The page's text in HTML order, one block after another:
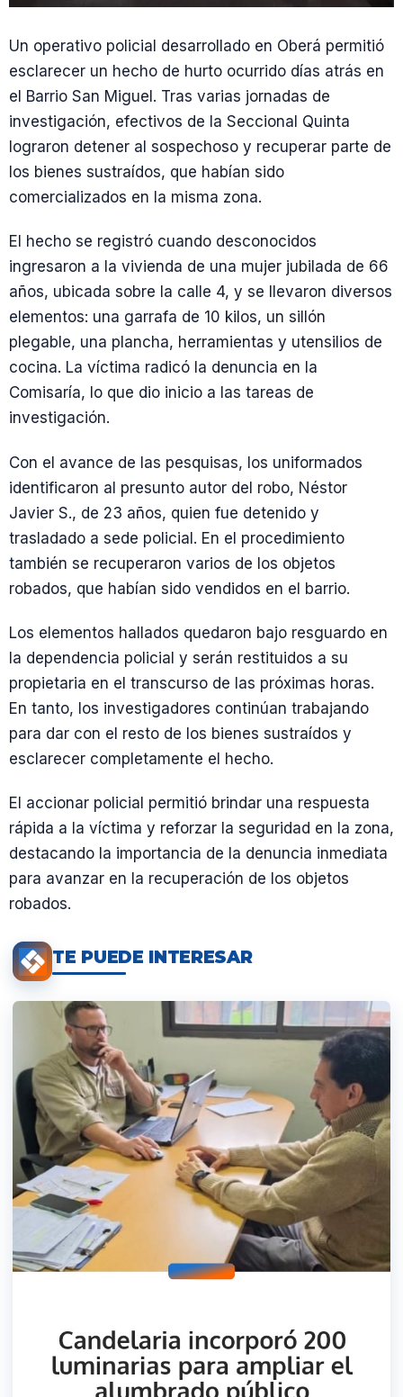
Un operativo policial desarrollado en Oberá permitió
esclarecer un hecho de hurto ocurrido días atrás en
el Barrio San Miguel. Tras varias jornadas de
investigación, efectivos de la Seccional Quinta
lograron detener al sospechoso y recuperar parte de
los bienes sustraídos, que habían sido
comercializados en la misma zona.
El hecho se registró cuando desconocidos
ingresaron a la vivienda de una mujer jubilada de 66
años, ubicada sobre la calle 4, y se llevaron diversos
elementos: una garrafa de 10 kilos, un sillón
plegable, una plancha, herramientas y utensilios de
cocina. La víctima radicó la denuncia en la
Comisaría, lo que dio inicio a las tareas de
investigación.
Con el avance de las pesquisas, los uniformados
identificaron al presunto autor del robo, Néstor
Javier S., de 23 años, quien fue detenido y
trasladado a sede policial. En el procedimiento
también se recuperaron varios de los objetos
robados, que habían sido vendidos en el barrio.
Los elementos hallados quedaron bajo resguardo en
la dependencia policial y serán restituidos a su
propietaria en el transcurso de las próximas horas.
En tanto, los investigadores continúan trabajando
para dar con el resto de los bienes sustraídos y
esclarecer completamente el hecho.
El accionar policial permitió brindar una respuesta
rápida a la víctima y reforzar la seguridad en la zona,
destacando la importancia de la denuncia inmediata
para avanzar en la recuperación de los objetos
robados.
TE PUEDE INTERESAR